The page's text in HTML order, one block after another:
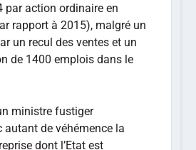
par action ordinaire en
rapport à 2015), malgré un
un recul des ventes et un
de 1400 emplois dans le
ministre fustiger
autant de véhémence la
dont l’Etat est